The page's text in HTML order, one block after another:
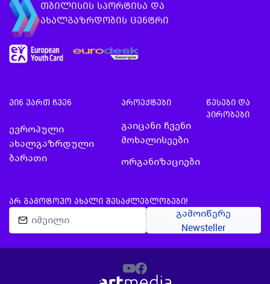
თბილისის სპორტისა და
ახალგაზრდობის ცენტრი
ვინ ვართ ჩვენ
ევროპული
ახალგაზრდული
ბარათი
პროექტები
გაიცანი ჩვენი
მოხალისეები
ორგანიზაციები
წესები და
პირობები
ᲐᲠ ᲒᲐᲛᲝᲢᲝᲕᲝ ᲐᲮᲐᲚᲘ ᲨᲔᲡᲐᲫᲚᲔᲑᲚᲝᲑᲔᲑᲘ!
გამოიწერე
Newsteller